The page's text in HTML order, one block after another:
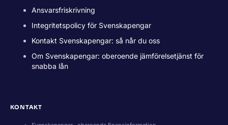
Ansvarsfriskrivning
Integritetspolicy för Svenskapengar
Kontakt Svenskapengar: så når du oss
Om Svenskapengar: oberoende jämförelsetjänst för
snabba lån
KONTAKT